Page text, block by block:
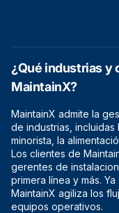
¿Qué industrias y
MaintainX?
MaintainX admite la
de industrias,
minorista, la
Los clientes de
gerentes de
primera línea y más.
MaintainX agiliza los
equipos operativos.